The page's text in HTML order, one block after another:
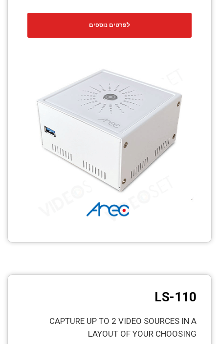
לפרטים נוספים
LS-110
CAPTURE UP TO 2 VIDEO SOURCES IN A
LAYOUT OF YOUR CHOOSING